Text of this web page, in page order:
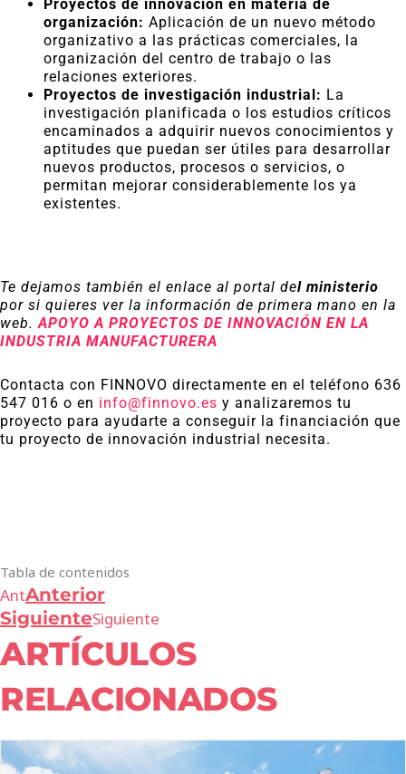
Proyectos de innovación en materia de
organización: Aplicación de un nuevo método
organizativo a las prácticas comerciales, la
organización del centro de trabajo o las
relaciones exteriores.
Proyectos de investigación industrial: La
investigación planificada o los estudios críticos
encaminados a adquirir nuevos conocimientos y
aptitudes que puedan ser útiles para desarrollar
nuevos productos, procesos o servicios, o
permitan mejorar considerablemente los ya
existentes.
Te dejamos también el enlace al portal del ministerio
por si quieres ver la información de primera mano en la
web. APOYO A PROYECTOS DE INNOVACIÓN EN LA
INDUSTRIA MANUFACTURERA
Contacta con FINNOVO directamente en el teléfono 636
547 016 o en info@finnovo.es y analizaremos tu
proyecto para ayudarte a conseguir la financiación que
tu proyecto de innovación industrial necesita.
Tabla de contenidos
AntAnterior
SiguienteSiguiente
ARTÍCULOS
RELACIONADOS